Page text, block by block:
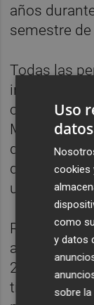
años
semestre de
Todas las
incluidas
coordinado
que las
que ya lo
utilizándolo
anunció
2023 de la
títulos
Uso
datos
cookies
como
y datos
sobre